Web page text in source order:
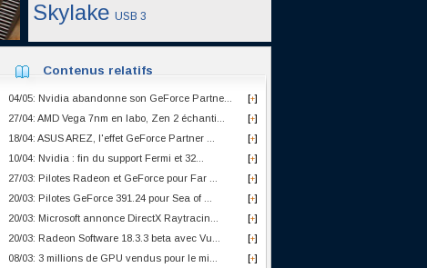
Skylake USB 3
Contenus relatifs
[+]
04/05: Nvidia abandonne son GeForce Partne...
[+]
27/04: AMD Vega 7nm en labo, Zen 2 échanti...
[+]
18/04: ASUS AREZ, l'effet GeForce Partner ...
[+]
10/04: Nvidia : fin du support Fermi et 32...
[+]
27/03: Pilotes Radeon et GeForce pour Far ...
[+]
20/03: Pilotes GeForce 391.24 pour Sea of ...
[+]
20/03: Microsoft annonce DirectX Raytracin...
[+]
20/03: Radeon Software 18.3.3 beta avec Vu...
[+]
08/03: 3 millions de GPU vendus pour le mi...